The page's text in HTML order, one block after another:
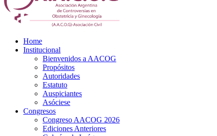
Home
Institucional
Bienvenidos a AACOG
Propósitos
Autoridades
Estatuto
Auspiciantes
Asóciese
Congresos
Congreso AACOG 2026
Ediciones Anteriores